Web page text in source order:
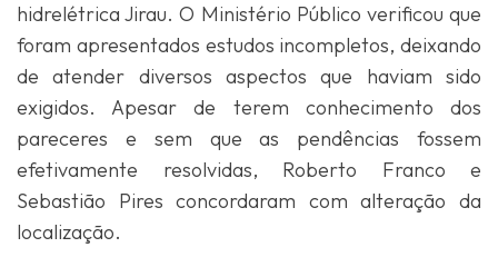
hidrelétrica Jirau. O Ministério Público verificou que
foram apresentados estudos incompletos, deixando
de atender diversos aspectos que haviam sido
exigidos. Apesar de terem conhecimento dos
pareceres e sem que as pendências fossem
efetivamente resolvidas, Roberto Franco e
Sebastião Pires concordaram com alteração da
localização.